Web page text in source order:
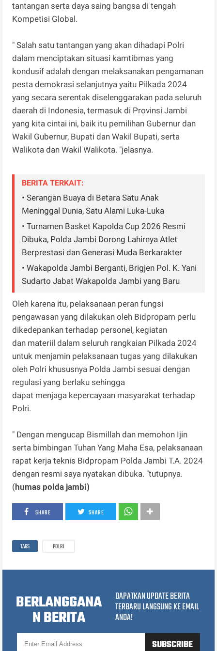
tantangan serta daya saing bangsa di tengah
Kompetisi Global.
" Salah satu tantangan yang akan dihadapi Polri
dalam menciptakan situasi kamtibmas yang
kondusif adalah dengan melaksanakan pengamanan
pesta demokrasi selanjutnya yaitu Pilkada 2024
yang secara serentak diselenggarakan pada seluruh
daerah di Indonesia, termasuk di Provinsi Jambi
yang kita cintai ini, baik itu pemilihan Gubernur dan
Wakil Gubernur, Bupati dan Wakil Bupati, serta
Walikota dan Wakil Walikota. "jelasnya.
BERITA TERKAIT:
• Serangan Buaya di Betara Satu Anak
Meninggal Dunia, Satu Alami Luka-Luka
• Turnamen Basket Kapolda Cup 2026 Resmi
Dibuka, Polda Jambi Dorong Lahirnya Atlet
Berprestasi dan Generasi Muda Berkarakter
• Wakapolda Jambi Berganti, Brigjen Pol. K. Yani
Sudarto Jabat Wakapolda Jambi yang Baru
Oleh karena itu, pelaksanaan peran fungsi
pengawasan yang dilakukan oleh Bidpropam perlu
dikedepankan terhadap personel, kegiatan
dan materiil dalam seluruh rangkaian Pilkada 2024
untuk menjamin pelaksanaan tugas yang dilakukan
oleh Polri khususnya Polda Jambi sesuai dengan
regulasi yang berlaku sehingga
dapat menjaga kepercayaan masyarakat terhadap
Polri.
" Dengan mengucap Bismillah dan memohon Ijin
serta bimbingan Tuhan Yang Maha Esa, pelaksanaan
rapat kerja teknis Bidpropam Polda Jambi T.A. 2024
dengan resmi saya nyatakan dibuka. "tutupnya.
(humas polda jambi)
SHARE SHARE
TAGS POLRI
BERLANGGANA
N BERITA
DAPATKAN UPDATE BERITA
TERBARU LANGSUNG KE EMAIL
ANDA!